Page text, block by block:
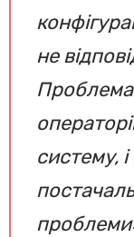
не
Проблема
систему,